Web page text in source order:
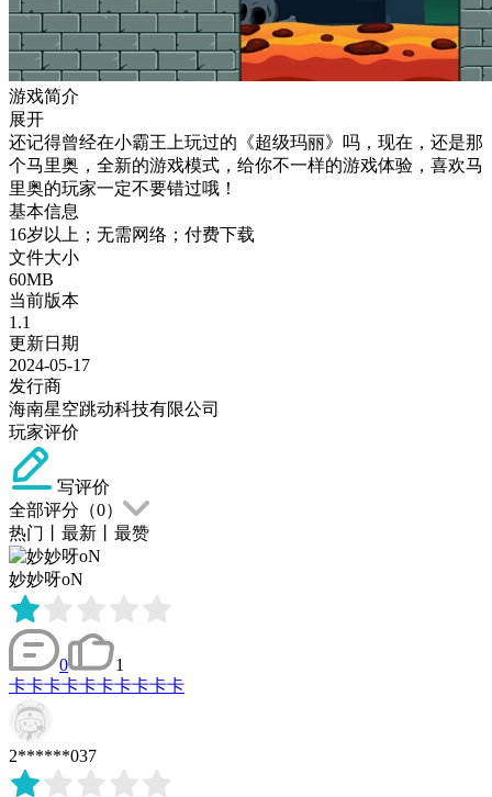
游戏简介
展开
还记得曾经在小霸王上玩过的《超级玛丽》吗，现在，还是那
个马里奥，全新的游戏模式，给你不一样的游戏体验，喜欢马
里奥的玩家一定不要错过哦！
基本信息
16岁以上；无需网络；付费下载
文件大小
60MB
当前版本
1.1
更新日期
2024-05-17
发行商
海南星空跳动科技有限公司
玩家评价
写评价
全部评分（0）
热门
最新 最赞
妙妙呀oN
0
1
卡卡卡卡卡卡卡卡卡卡
2******037